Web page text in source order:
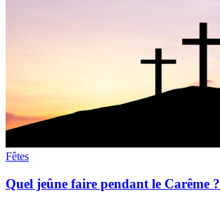
Fêtes
Quel jeûne faire pendant le Carême ?